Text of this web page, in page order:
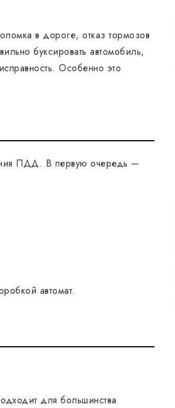
в дороге, отказ тормозов
буксировать автомобиль,
Особенно это
ПДД. В первую очередь —
автомат.
для большинства